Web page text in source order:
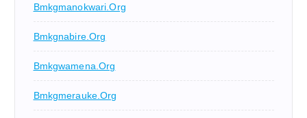
Bmkgmanokwari.org
Bmkgnabire.org
Bmkgwamena.org
Bmkgmerauke.org